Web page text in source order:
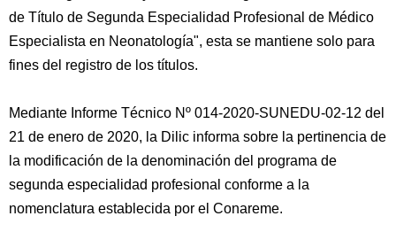
de Título de Segunda Especialidad Profesional de Médico
Especialista en Neonatología", esta se mantiene solo para
fines del registro de los títulos.
Mediante Informe Técnico Nº 014-2020-SUNEDU-02-12 del
21 de enero de 2020, la Dilic informa sobre la pertinencia de
la modificación de la denominación del programa de
segunda especialidad profesional conforme a la
nomenclatura establecida por el Conareme.